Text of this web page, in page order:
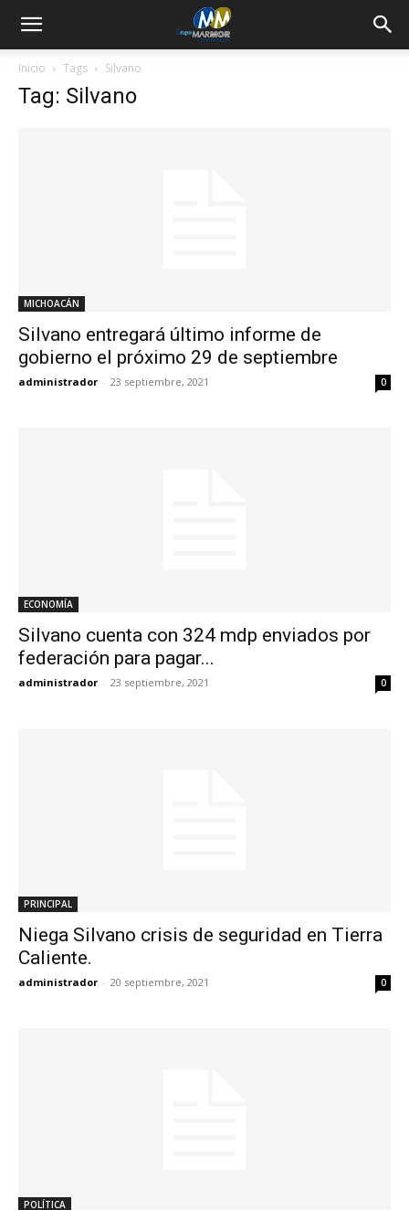
Inicio Tags Silvano
Tag: Silvano
MICHOACÁN
Silvano entregará último informe de
gobierno el próximo 29 de septiembre
administrador - 23 septiembre, 2021 0
ECONOMÍA
Silvano cuenta con 324 mdp enviados por
federación para pagar...
administrador - 23 septiembre, 2021 0
PRINCIPAL
Niega Silvano crisis de seguridad en Tierra
Caliente.
administrador - 20 septiembre, 2021 0
POLÍTICA